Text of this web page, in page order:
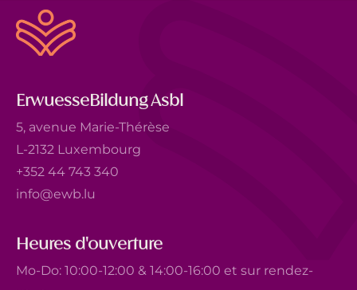
ErwuesseBildung Asbl
5, avenue Marie-Thérèse
L-2132 Luxembourg
+352 44 743 340
info@ewb.lu
Heures d'ouverture
Mo-Do: 10:00-12:00 & 14:00-16:00 et sur rendez-